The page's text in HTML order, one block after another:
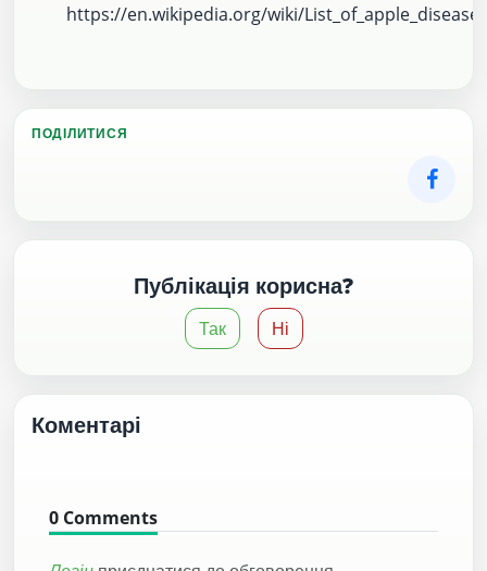
https://en.wikipedia.org/wiki/List_of_apple_diseases
ПОДІЛИТИСЯ
Публікація корисна?
Так Ні
Коментарі
0 Comments